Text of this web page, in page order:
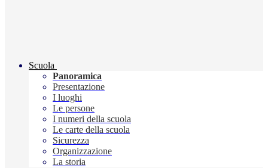
Scuola
Panoramica
Presentazione
I luoghi
Le persone
I numeri della scuola
Le carte della scuola
Sicurezza
Organizzazione
La storia